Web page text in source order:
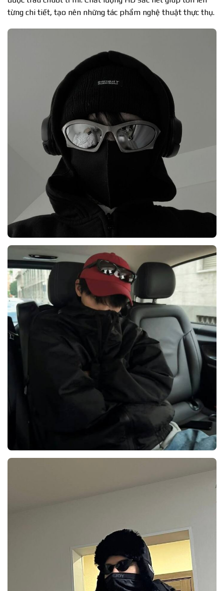
từng chi tiết, tạo nên những tác phẩm nghệ thuật thực thụ.